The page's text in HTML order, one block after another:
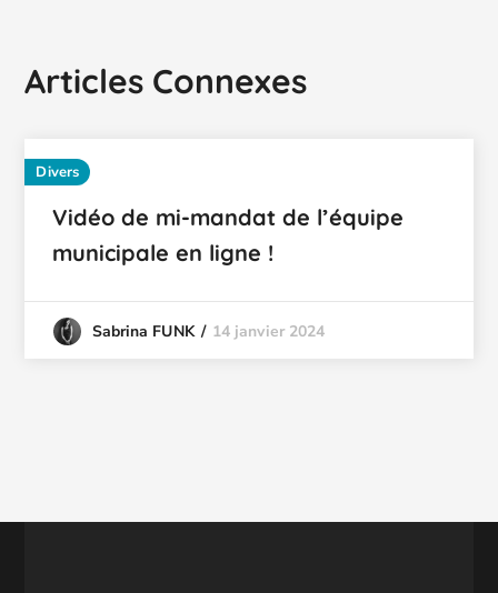
Articles Connexes
Divers
Vidéo de mi-mandat de l’équipe
municipale en ligne !
Sabrina FUNK 14 janvier 2024